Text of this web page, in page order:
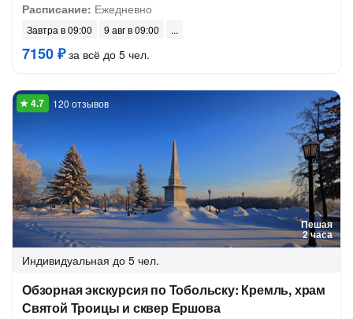
Расписание: Ежедневно
Завтра в 09:00 9 авг в 09:00
7150 ₽за всё до 5 чел.
Пешая
2 часа
120 отзывов
Индивидуальная до 5 чел.
Обзорная экскурсия по Тобольску: Кремль, храм
Святой Троицы и сквер Ершова